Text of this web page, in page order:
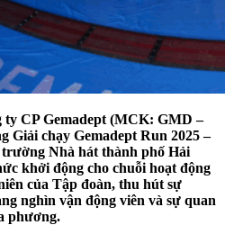
ty CP Gemadept (MCK: GMD –
Giải chạy Gemadept Run 2025 –
Nhà hát thành phố Hải
khởi động cho chuỗi hoạt động
của Tập đoàn, thu hút sự
nghìn vận động viên và sự quan
phương.